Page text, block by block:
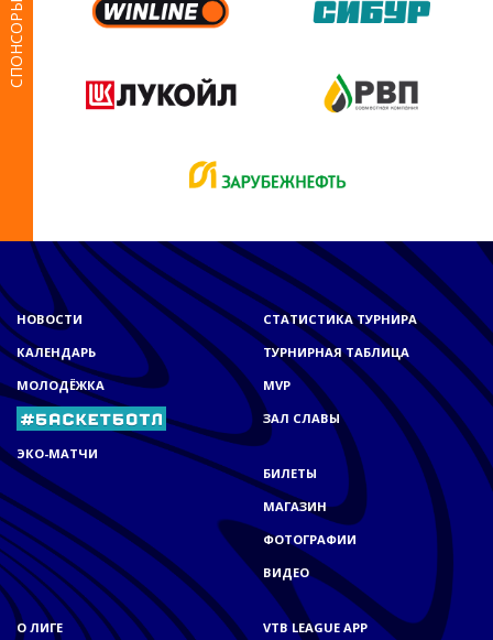
СПОНСОРЫ
НОВОСТИ
КАЛЕНДАРЬ
МОЛОДЁЖКА
ЭКО-МАТЧИ
СТАТИСТИКА ТУРНИРА
ТУРНИРНАЯ ТАБЛИЦА
MVP
ЗАЛ СЛАВЫ
БИЛЕТЫ
МАГАЗИН
ФОТОГРАФИИ
ВИДЕО
О ЛИГЕ VTB LEAGUE APP